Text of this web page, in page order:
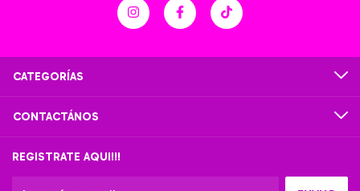
CATEGORÍAS
CONTACTÁNOS
REGISTRATE AQUI!!!